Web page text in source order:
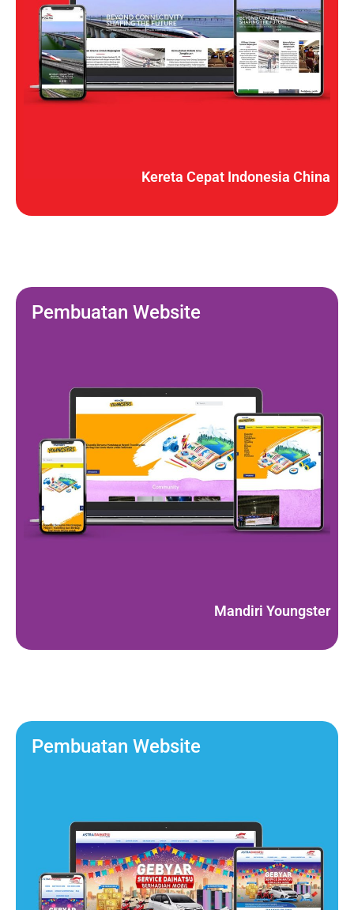
Kereta Cepat Indonesia China
Pembuatan Website
Mandiri Youngster
Pembuatan Website